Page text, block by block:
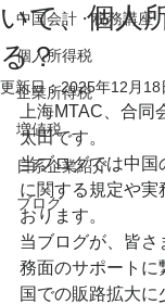
中国会計・税務講座
個人所得税
企業所得税
増値税
日系企業紹介
ブログ
いて、個人
る？
更新日：2025年12月18
上海MTAC、合
太田です。
当ブログでは中国
に関する規定や実
おります。
当ブログが、皆
務面のサポートに
国での販路拡大に